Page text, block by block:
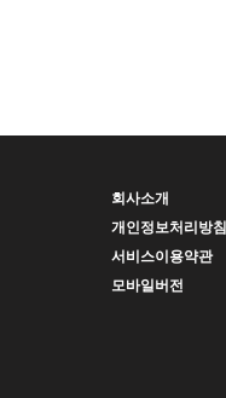
회사소개
개인정보처리방침
서비스이용약관
모바일버전